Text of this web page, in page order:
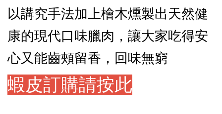
以講究手法加上檜木燻製出天然健
康的現代口味臘肉，讓大家吃得安
心又能齒頰留香，回味無窮
蝦皮訂購請按此